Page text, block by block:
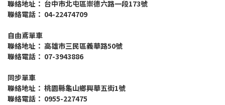
聯絡地址： 台中市北屯區崇德六路一段173號
聯絡電話： 04-22474709
自由鳶單車
聯絡地址： 高雄市三民區義華路50號
聯絡電話： 07-3943886
同步單車
聯絡地址： 桃園縣龜山鄉興華五街1號
聯絡電話： 0955-227475